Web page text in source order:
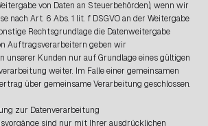
von Daten an Steuerbehörden), wenn wir
nach Art. 6 Abs. 1 lit. f DSGVO an der Weitergabe
Rechtsgrundlage die Datenweitergabe
Auftragsverarbeitern geben wir
unserer Kunden nur auf Grundlage eines gültigen
weiter. Im Falle einer gemeinsamen
über gemeinsame Verarbeitung geschlossen.
zur Datenverarbeitung
sind nur mit Ihrer ausdrücklichen